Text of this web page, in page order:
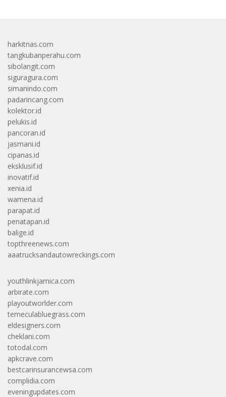
harkitnas.com
tangkubanperahu.com
sibolangit.com
siguragura.com
simanindo.com
padarincang.com
kolektor.id
pelukis.id
pancoran.id
jasmani.id
cipanas.id
eksklusif.id
inovatif.id
xenia.id
wamena.id
parapat.id
penatapan.id
balige.id
topthreenews.com
aaatrucksandautowreckings.com
youthlinkjamica.com
arbirate.com
playoutworlder.com
temeculabluegrass.com
eldesigners.com
cheklani.com
totodal.com
apkcrave.com
bestcarinsurancewsa.com
complidia.com
eveningupdates.com